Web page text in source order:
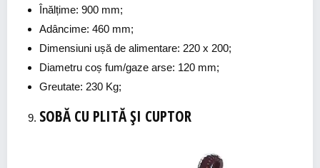
Înălțime: 900 mm;
Adâncime: 460 mm;
Dimensiuni ușă de alimentare: 220 x 200;
Diametru coș fum/gaze arse: 120 mm;
Greutate: 230 Kg;
SOBĂ CU PLITĂ ȘI CUPTOR